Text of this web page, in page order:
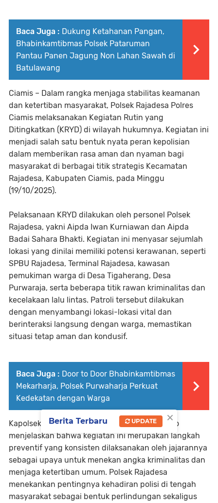
Baca Juga : Dukung Ketahanan Pangan,
Bhabinkamtibmas Polsek Pataruman
Pantau Panen Jagung Non Lahan Sawah di
Batulawang
Ciamis – Dalam rangka menjaga stabilitas keamanan
dan ketertiban masyarakat, Polsek Rajadesa Polres
Ciamis melaksanakan Kegiatan Rutin yang
Ditingkatkan (KRYD) di wilayah hukumnya. Kegiatan ini
menjadi salah satu bentuk nyata peran kepolisian
dalam memberikan rasa aman dan nyaman bagi
masyarakat di berbagai titik strategis Kecamatan
Rajadesa, Kabupaten Ciamis, pada Minggu
(19/10/2025).
Pelaksanaan KRYD dilakukan oleh personel Polsek
Rajadesa, yakni Aipda Iwan Kurniawan dan Aipda
Badai Sahara Bhakti. Kegiatan ini menyasar sejumlah
lokasi yang dinilai memiliki potensi kerawanan, seperti
SPBU Rajadesa, Terminal Rajadesa, kawasan
pemukiman warga di Desa Tigaherang, Desa
Purwaraja, serta beberapa titik rawan kriminalitas dan
kecelakaan lalu lintas. Patroli tersebut dilakukan
dengan menyambangi lokasi-lokasi vital dan
berinteraksi langsung dengan warga, memastikan
situasi tetap aman dan kondusif.
Baca Juga : Door to Door Bhabinkamtibmas
Mekarharja, Polsek Purwaharja Perkuat
Kedekatan dengan Warga
Kapolsek Rajadesa IPTU Radius Windhu Astono
menjelaskan bahwa kegiatan ini merupakan langkah
preventif yang konsisten dilaksanakan oleh jajarannya
sebagai upaya untuk menekan angka kriminalitas dan
menjaga ketertiban umum. Polsek Rajadesa
menekankan pentingnya kehadiran polisi di tengah
masyarakat sebagai bentuk perlindungan sekaligus
×
Berita Terbaru UPDATE